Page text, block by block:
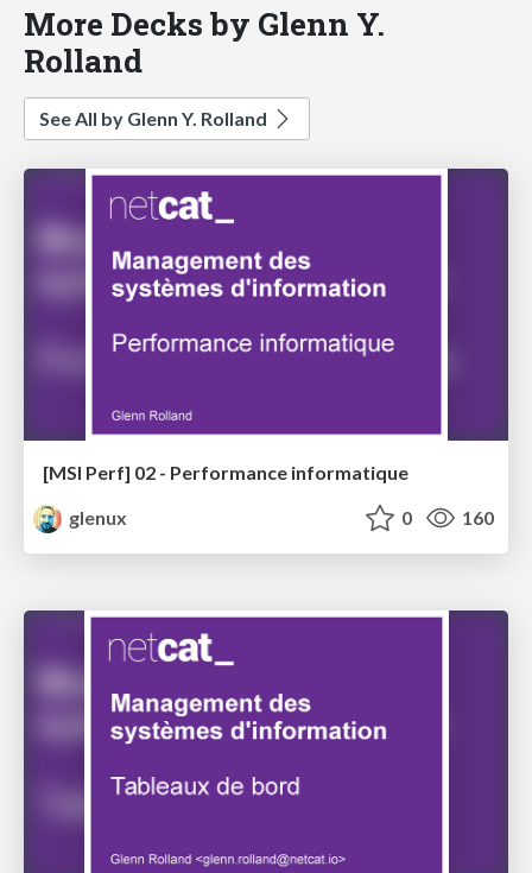
More Decks by Glenn Y.
Rolland
See All by Glenn Y. Rolland
[MSI Perf] 02 - Performance informatique
glenux
0 160